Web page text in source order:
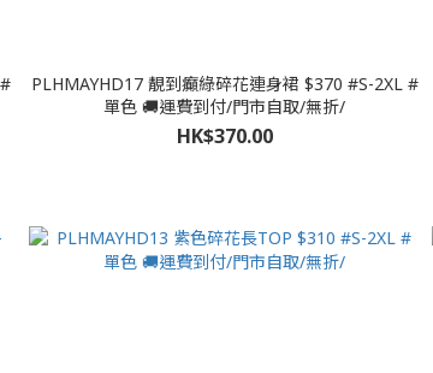
PLHMAYHD17 靚到癲綠碎花連身裙 $370 #S-2XL #
單色 🚚運費到付/門市自取/無折/
HK$370.00